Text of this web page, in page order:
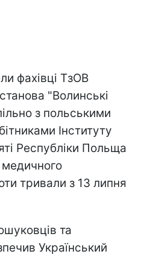
фахівці ТзОВ
"Волинські
з польськими
Інституту
Республіки Польща
тривали з 13 липня
та
Український